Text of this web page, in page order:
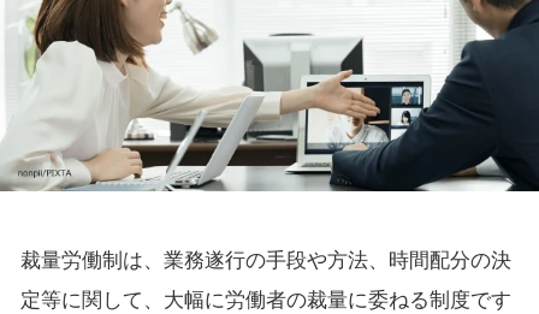
裁量労働制は、業務遂行の手段や方法、時間配分の決
定等に関して、大幅に労働者の裁量に委ねる制度です